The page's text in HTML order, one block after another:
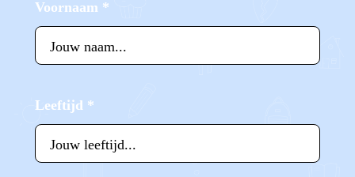
Voornaam *
Leeftijd *